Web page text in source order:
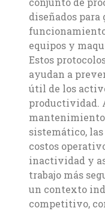
diseñados
equipos y
Estos
ayudan a
útil de los
productividad.
sistemático,
costos
inactividad y
trabajo más
un contexto
competitivo,